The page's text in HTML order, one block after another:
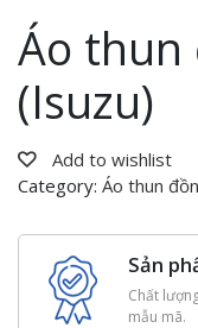
Áo thun
(Isuzu)
Add to wishlist
Category: Áo thun
Sản
Chất
mẫu mã.